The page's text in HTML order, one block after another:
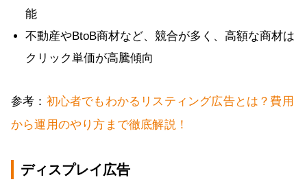
能
不動産やBtoB商材など、競合が多く、高額な商材は
クリック単価が高騰傾向
参考： 初心者でもわかるリスティング広告とは？費用
から運用のやり方まで徹底解説！
ディスプレイ広告